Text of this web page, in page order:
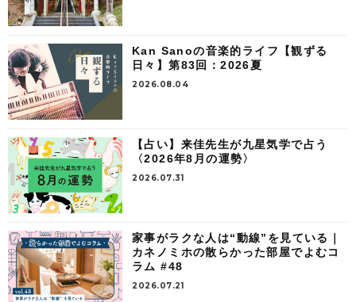
Kan Sanoの音楽的ライフ【観ずる
日々】第83回：2026夏
2026.08.04
【占い】来佳先生が九星気学で占う
〈2026年8月の運勢〉
2026.07.31
家事がラクな人は“動線”を見ている｜
カネノミホの散らかった部屋でよむコ
ラム #48
2026.07.21